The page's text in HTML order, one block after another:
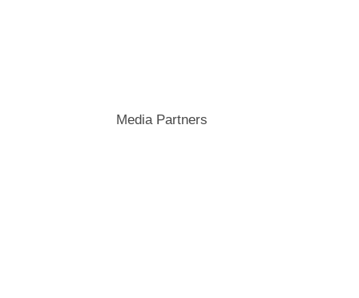
Media Partners